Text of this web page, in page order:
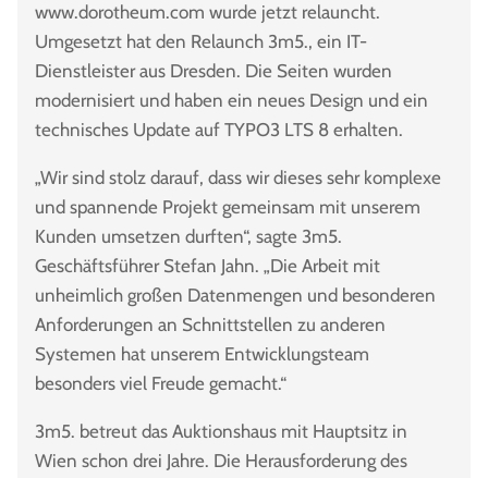
www.dorotheum.com wurde jetzt relauncht.
Umgesetzt hat den Relaunch 3m5., ein IT-
Dienstleister aus Dresden. Die Seiten wurden
modernisiert und haben ein neues Design und ein
technisches Update auf TYPO3 LTS 8 erhalten.
„Wir sind stolz darauf, dass wir dieses sehr komplexe
und spannende Projekt gemeinsam mit unserem
Kunden umsetzen durften“, sagte 3m5.
Geschäftsführer Stefan Jahn. „Die Arbeit mit
unheimlich großen Datenmengen und besonderen
Anforderungen an Schnittstellen zu anderen
Systemen hat unserem Entwicklungsteam
besonders viel Freude gemacht.“
3m5. betreut das Auktionshaus mit Hauptsitz in
Wien schon drei Jahre. Die Herausforderung des